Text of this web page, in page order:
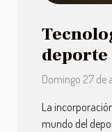
deporte
y la
atletas
Domingo 27 de
La
mundo del